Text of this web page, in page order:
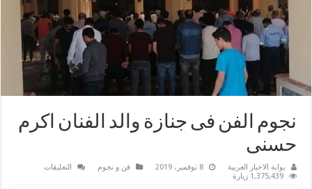
نجوم الفن فى جنازة والد الفنان اكرم
حسنى
بوابة الاخبار العربية 8 نوفمبر، 2019 فن و نجوم التعليقات
1,375,439 زيارة